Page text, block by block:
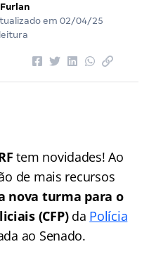
em 02/04/25
tem novidades! Ao
de mais recursos
nova turma para o
(CFP)da Polícia
ao Senado.